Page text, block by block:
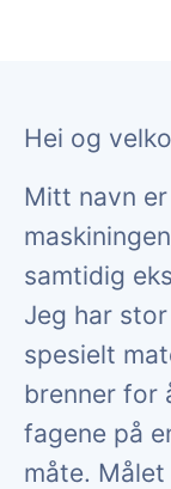
Hei og
Mitt navn
samtidig
Jeg har
spesielt
brenner for
fagene på
måte.